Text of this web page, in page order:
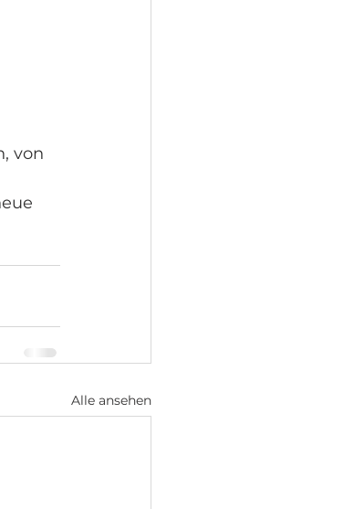
von
Alle ansehen